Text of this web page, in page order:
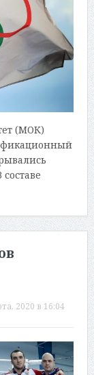
(МОК)
2020 в 16:04